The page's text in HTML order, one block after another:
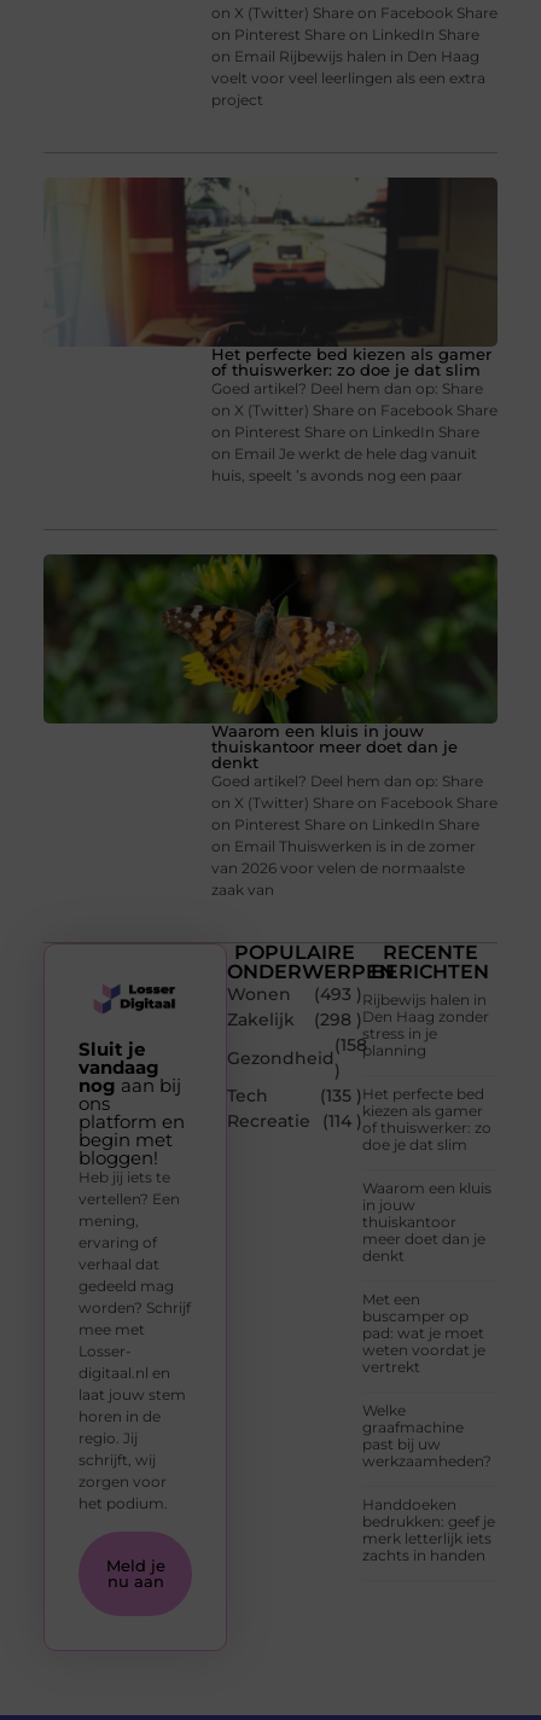
on X (Twitter) Share on Facebook Share
on Pinterest Share on LinkedIn Share
on Email Rijbewijs halen in Den Haag
voelt voor veel leerlingen als een extra
project
Het perfecte bed kiezen als gamer
of thuiswerker: zo doe je dat slim
Goed artikel? Deel hem dan op: Share
on X (Twitter) Share on Facebook Share
on Pinterest Share on LinkedIn Share
on Email Je werkt de hele dag vanuit
huis, speelt ’s avonds nog een paar
Waarom een kluis in jouw
thuiskantoor meer doet dan je
denkt
Goed artikel? Deel hem dan op: Share
on X (Twitter) Share on Facebook Share
on Pinterest Share on LinkedIn Share
on Email Thuiswerken is in de zomer
van 2026 voor velen de normaalste
zaak van
POPULAIRE
ONDERWERPEN
Wonen
(493 )
Zakelijk
(298 )
Gezondheid
(158
)
Tech
(135 )
Recreatie
(114 )
RECENTE
BERICHTEN
Rijbewijs halen in
Den Haag zonder
stress in je
planning
Het perfecte bed
kiezen als gamer
of thuiswerker: zo
doe je dat slim
Waarom een kluis
in jouw
thuiskantoor
meer doet dan je
denkt
Met een
buscamper op
pad: wat je moet
weten voordat je
vertrekt
Welke
graafmachine
past bij uw
werkzaamheden?
Handdoeken
bedrukken: geef je
merk letterlijk iets
zachts in handen
Sluit je
vandaag
nog aan bij
ons
platform en
begin met
bloggen!
Heb jij iets te
vertellen? Een
mening,
ervaring of
verhaal dat
gedeeld mag
worden? Schrijf
mee met
Losser-
digitaal.nl en
laat jouw stem
horen in de
regio. Jij
schrijft, wij
zorgen voor
het podium.
Meld je
nu aan